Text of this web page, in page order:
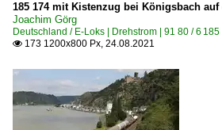
185 174 mit Kistenzug bei Königsbach
Joachim Görg
Deutschland / E-Loks | Drehstrom | 91 80 / 6
 173 1200x800 Px, 24.08.2021